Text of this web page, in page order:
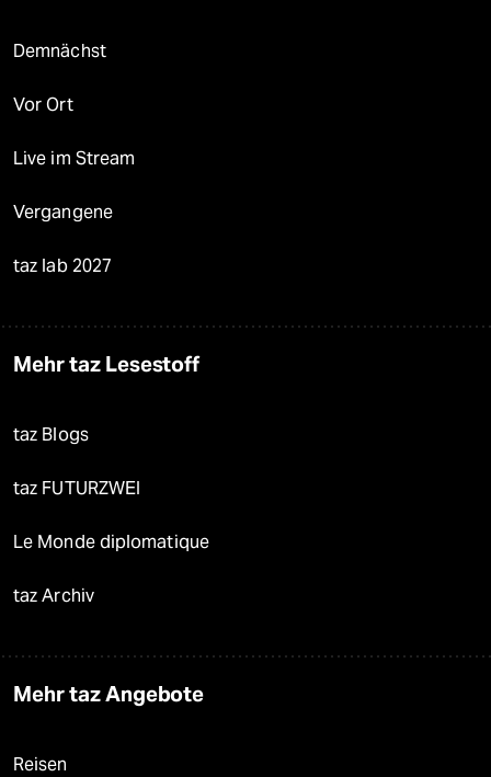
Demnächst
Vor Ort
Live im Stream
Vergangene
taz lab 2027
Mehr taz Lesestoff
taz Blogs
taz FUTURZWEI
Le Monde diplomatique
taz Archiv
Mehr taz Angebote
Reisen